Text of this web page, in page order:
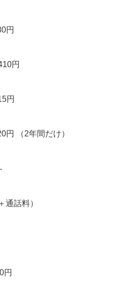
円
円
円
2年間だけ）
通話料）